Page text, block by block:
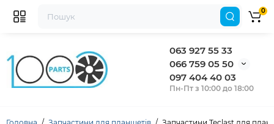
063 927 55 33
066 759 05 50
097 404 40 03
Пн-Пт з 10:00 до 18:00
0